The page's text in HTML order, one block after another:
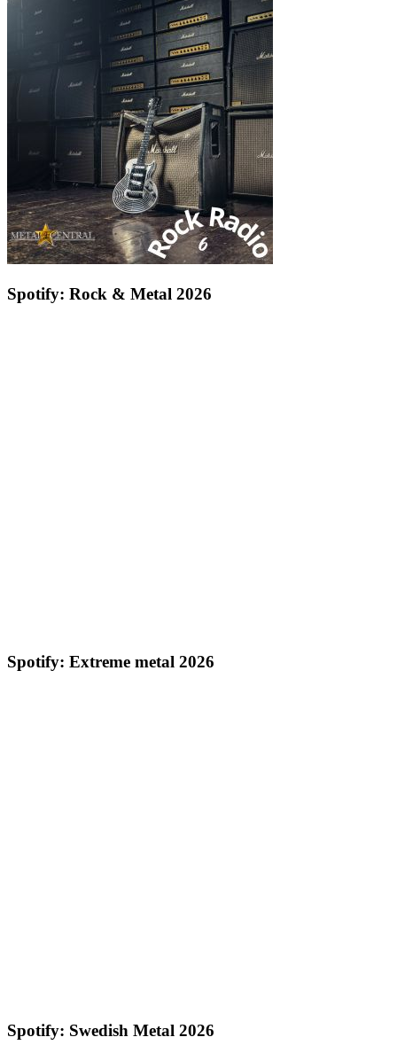
Spotify: Rock & Metal 2026
Spotify: Extreme metal 2026
Spotify: Swedish Metal 2026